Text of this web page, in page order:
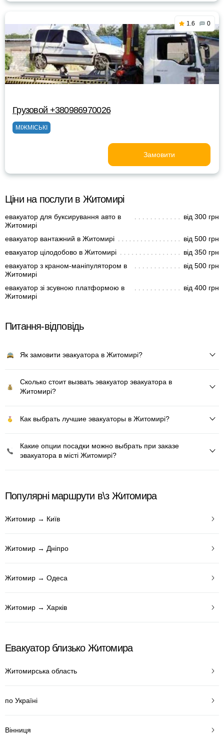
1.6 0
Грузовой +380986970026
МІЖМІСЬКІ
Замовити
Ціни на послуги в Житомирі
евакуатор для буксирування авто в
Житомирі
від 300 грн
евакуатор вантажний в Житомирі
від 500 грн
евакуатор цілодобово в Житомирі
від 350 грн
евакуатор з краном-маніпулятором в
Житомирі
від 500 грн
евакуатор зі зсувною платформою в
Житомирі
від 400 грн
Питання-відповідь
Як замовити эвакуатора в Житомирі?
Сколько стоит вызвать эвакуатор эвакуатора в
Житомирі?
Как выбрать лучшие эвакуаторы в Житомирі?
Какие опции посадки можно выбрать при заказе
эвакуатора в місті Житомирі?
Популярні маршрути в\з Житомира
Житомир → Київ
Житомир → Дніпро
Житомир → Одеса
Житомир → Харків
Евакуатор близько Житомира
Житомирська область
по Україні
Вінниця